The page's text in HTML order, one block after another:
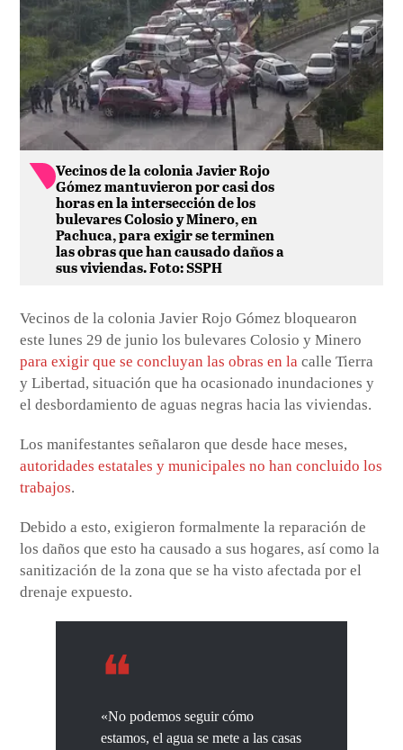
Vecinos de la colonia Javier Rojo
Gómez mantuvieron por casi dos
horas en la intersección de los
bulevares Colosio y Minero, en
Pachuca, para exigir se terminen
las obras que han causado daños a
sus viviendas. Foto: SSPH
Vecinos de la colonia Javier Rojo Gómez bloquearon
este lunes 29 de junio los bulevares Colosio y Minero
para exigir que se concluyan las obras en la calle Tierra
y Libertad, situación que ha ocasionado inundaciones y
el desbordamiento de aguas negras hacia las viviendas.
Los manifestantes señalaron que desde hace meses,
autoridades estatales y municipales no han concluido los
trabajos.
Debido a esto, exigieron formalmente la reparación de
los daños que esto ha causado a sus hogares, así como la
sanitización de la zona que se ha visto afectada por el
drenaje expuesto.
«No podemos seguir cómo
estamos, el agua se mete a las casas